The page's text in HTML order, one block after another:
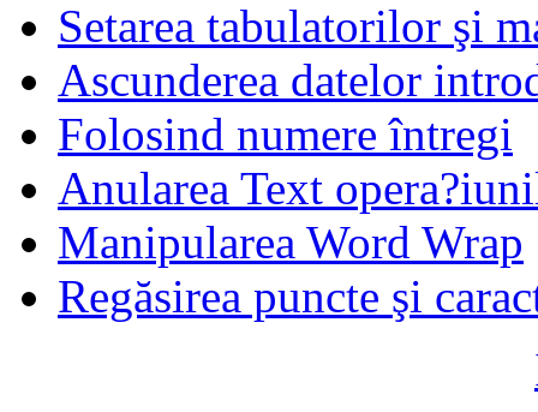
Setarea tabulatorilor şi
Ascunderea datelor
Folosind numere întregi
Anularea Text
Manipularea Word Wrap
Regăsirea puncte şi